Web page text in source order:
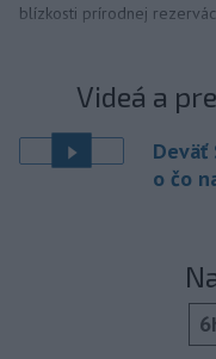
blízkosti prírodnej
Videá a
Deväť
o čo